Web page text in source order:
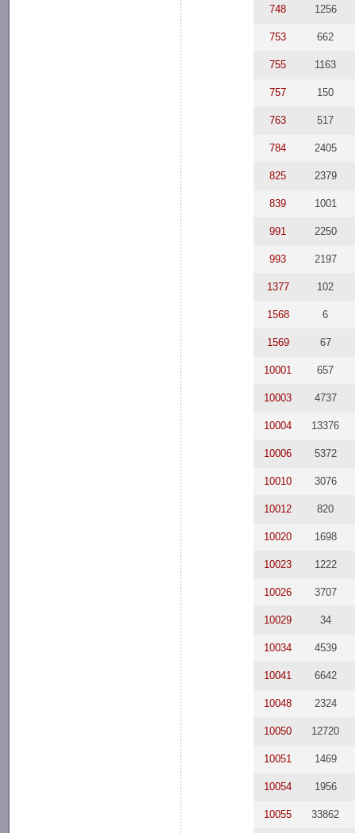
748 1256
753 662
755 1163
757 150
763 517
784 2405
825 2379
839 1001
991 2250
993 2197
1377 102
1568 6
1569 67
10001 657
10003 4737
10004 13376
10006 5372
10010 3076
10012 820
10020 1698
10023 1222
10026 3707
10029 34
10034 4539
10041 6642
10048 2324
10050 12720
10051 1469
10054 1956
10055 33862